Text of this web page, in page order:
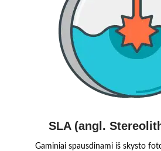
SLA (angl.
Gaminiai spausdinami iš skysto